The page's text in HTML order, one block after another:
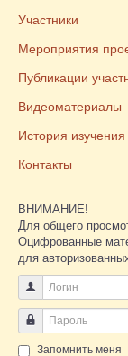
Участники
Мероприятия
Публикации
Видеоматериалы
История изучения
Контакты
ВНИМАНИЕ!
Для общего
Оцифрованные
для
Логин
Пароль
Запомнить меня